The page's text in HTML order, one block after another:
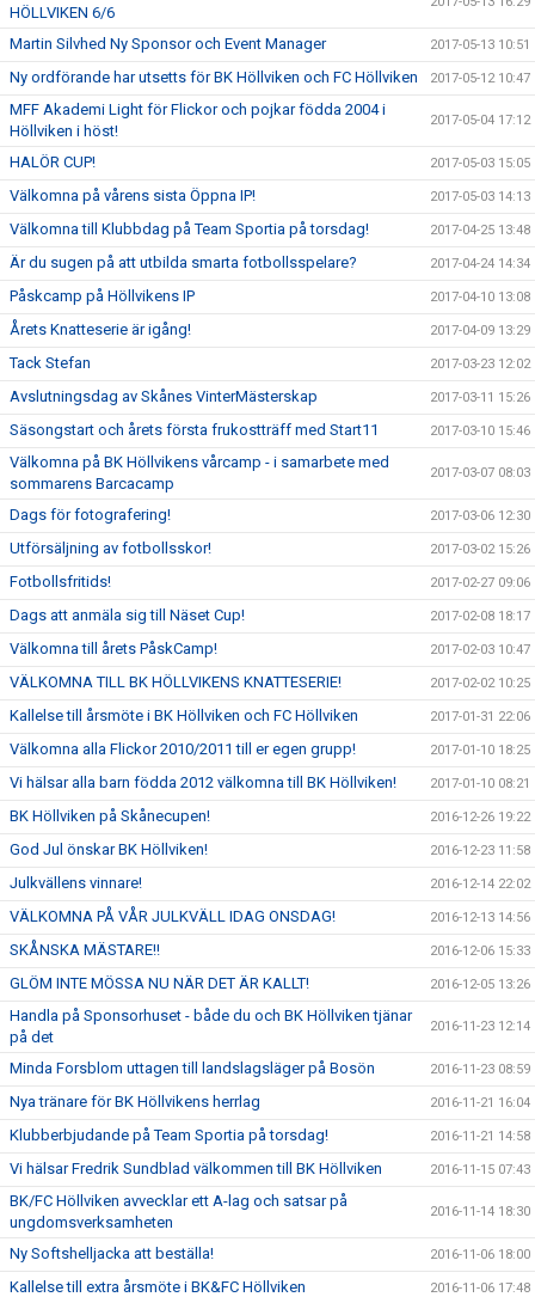
HÖLLVIKEN 6/6
Martin Silvhed Ny Sponsor och Event Manager 2017-05-13 10:51
Ny ordförande har utsetts för BK Höllviken och FC Höllviken 2017-05-12 10:47
MFF Akademi Light för Flickor och pojkar födda 2004 i
Höllviken i höst!
2017-05-04 17:12
HALÖR CUP! 2017-05-03 15:05
Välkomna på vårens sista Öppna IP! 2017-05-03 14:13
Välkomna till Klubbdag på Team Sportia på torsdag! 2017-04-25 13:48
Är du sugen på att utbilda smarta fotbollsspelare? 2017-04-24 14:34
Påskcamp på Höllvikens IP 2017-04-10 13:08
Årets Knatteserie är igång! 2017-04-09 13:29
Tack Stefan 2017-03-23 12:02
Avslutningsdag av Skånes VinterMästerskap 2017-03-11 15:26
Säsongstart och årets första frukostträff med Start11 2017-03-10 15:46
Välkomna på BK Höllvikens vårcamp - i samarbete med
sommarens Barcacamp
2017-03-07 08:03
Dags för fotografering! 2017-03-06 12:30
Utförsäljning av fotbollsskor! 2017-03-02 15:26
Fotbollsfritids! 2017-02-27 09:06
Dags att anmäla sig till Näset Cup! 2017-02-08 18:17
Välkomna till årets PåskCamp! 2017-02-03 10:47
VÄLKOMNA TILL BK HÖLLVIKENS KNATTESERIE! 2017-02-02 10:25
Kallelse till årsmöte i BK Höllviken och FC Höllviken 2017-01-31 22:06
Välkomna alla Flickor 2010/2011 till er egen grupp! 2017-01-10 18:25
Vi hälsar alla barn födda 2012 välkomna till BK Höllviken! 2017-01-10 08:21
BK Höllviken på Skånecupen! 2016-12-26 19:22
God Jul önskar BK Höllviken! 2016-12-23 11:58
Julkvällens vinnare! 2016-12-14 22:02
VÄLKOMNA PÅ VÅR JULKVÄLL IDAG ONSDAG! 2016-12-13 14:56
SKÅNSKA MÄSTARE!! 2016-12-06 15:33
GLÖM INTE MÖSSA NU NÄR DET ÄR KALLT! 2016-12-05 13:26
Handla på Sponsorhuset - både du och BK Höllviken tjänar
på det
2016-11-23 12:14
Minda Forsblom uttagen till landslagsläger på Bosön 2016-11-23 08:59
Nya tränare för BK Höllvikens herrlag 2016-11-21 16:04
Klubberbjudande på Team Sportia på torsdag! 2016-11-21 14:58
Vi hälsar Fredrik Sundblad välkommen till BK Höllviken 2016-11-15 07:43
BK/FC Höllviken avvecklar ett A-lag och satsar på
ungdomsverksamheten
2016-11-14 18:30
Ny Softshelljacka att beställa! 2016-11-06 18:00
Kallelse till extra årsmöte i BK&FC Höllviken 2016-11-06 17:48